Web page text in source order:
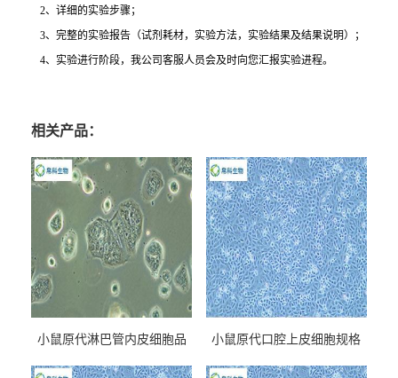
2、详细的实验步骤；
3、完整的实验报告（试剂耗材，实验方法，实验结果及结果说明）；
4、实验进行阶段，我公司客服人员会及时向您汇报实验进程。
相关产品：
小鼠原代淋巴管内皮细胞品
小鼠原代口腔上皮细胞规格